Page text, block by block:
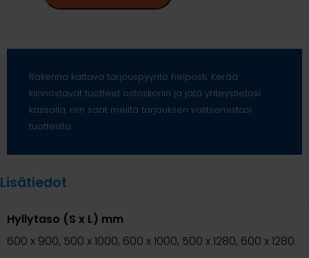
Rakenna kattava tarjouspyyntö helposti. Kerää
kiinnostavat tuotteet ostoskoriin ja jätä yhteystietosi
kassalla, niin saat meiltä tarjouksen valitsemistasi
tuotteista.
Lisätiedot
Hyllytaso (S x L) mm
600 x 900, 500 x 1000, 600 x 1000, 500 x 1280, 600 x 1280